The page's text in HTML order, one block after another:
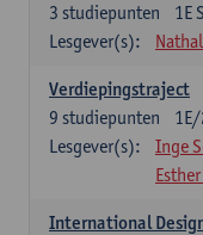
1E
3 studiepunten
Lesgever(s):
Verdiepingstraject
1E/
9 studiepunten
Lesgever(s):
Inge
International